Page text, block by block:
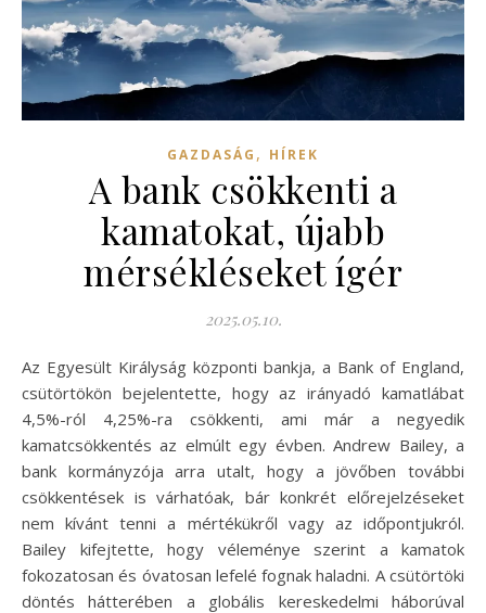
GAZDASÁG , HÍREK
A bank csökkenti a
kamatokat, újabb
mérsékléseket ígér
2025.05.10.
Az Egyesült Királyság központi bankja, a Bank of England,
csütörtökön bejelentette, hogy az irányadó kamatlábat
4,5%-ról 4,25%-ra csökkenti, ami már a negyedik
kamatcsökkentés az elmúlt egy évben. Andrew Bailey, a
bank kormányzója arra utalt, hogy a jövőben további
csökkentések is várhatóak, bár konkrét előrejelzéseket
nem kívánt tenni a mértékükről vagy az időpontjukról.
Bailey kifejtette, hogy véleménye szerint a kamatok
fokozatosan és óvatosan lefelé fognak haladni. A csütörtöki
döntés hátterében a globális kereskedelmi háborúval